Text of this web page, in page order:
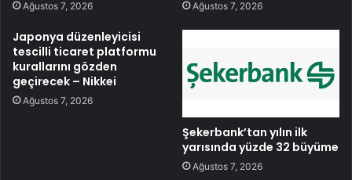
Ağustos 7, 2026 Ağustos 7, 2026
Japonya düzenleyicisi
tescilli ticaret platformu
kurallarını gözden
geçirecek – Nikkei
Ağustos 7, 2026
Şekerbank’tan yılın ilk
yarısında yüzde 32 büyüme
Ağustos 7, 2026